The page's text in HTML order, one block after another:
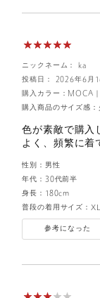
ニックネーム： ka
投稿日： 2026年6月
購入カラー：MOCA
購入商品のサイズ感：
色が素敵で購入
よく、頻繁に着
性別： 男性
年代： 30代前半
身長： 180cm
普段の着用サイズ：
参考になった